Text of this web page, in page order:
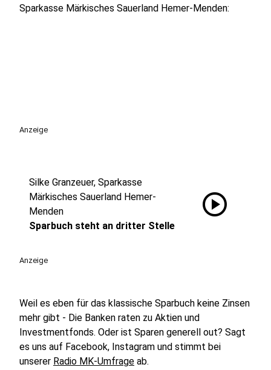
Sparkasse Märkisches Sauerland Hemer-Menden:
Anzeige
Silke Granzeuer, Sparkasse
Märkisches Sauerland Hemer-
Menden
Sparbuch steht an dritter Stelle
play_circle
Anzeige
Weil es eben für das klassische Sparbuch keine Zinsen
mehr gibt - Die Banken raten zu Aktien und
Investmentfonds. Oder ist Sparen generell out? Sagt
es uns auf Facebook, Instagram und stimmt bei
unserer Radio MK-Umfrage ab.